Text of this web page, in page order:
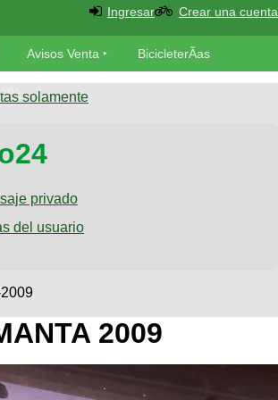
Ingresar Crear una cuenta
Avisos Venta BicicleterÃ­as
solamente
privado
del usuario
2009